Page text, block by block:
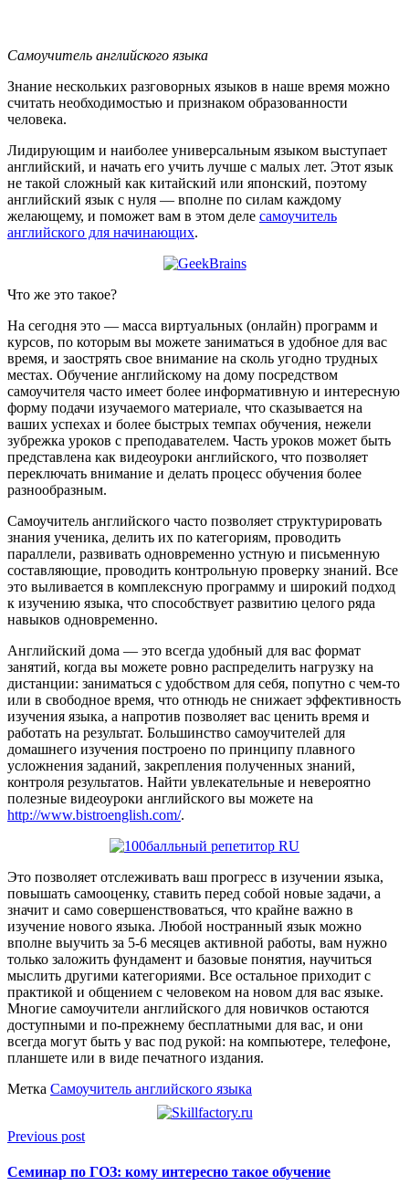
Самоучитель английского языка
Знание нескольких разговорных языков в наше время можно
считать необходимостью и признаком образованности
человека.
Лидирующим и наиболее универсальным языком выступает
английский, и начать его учить лучше с малых лет. Этот язык
не такой сложный как китайский или японский, поэтому
английский язык с нуля — вполне по силам каждому
желающему, и поможет вам в этом деле самоучитель
английского для начинающих.
Что же это такое?
На сегодня это — масса виртуальных (онлайн) программ и
курсов, по которым вы можете заниматься в удобное для вас
время, и заострять свое внимание на сколь угодно трудных
местах. Обучение английскому на дому посредством
самоучителя часто имеет более информативную и интересную
форму подачи изучаемого материале, что сказывается на
ваших успехах и более быстрых темпах обучения, нежели
зубрежка уроков с преподавателем. Часть уроков может быть
представлена как видеоуроки английского, что позволяет
переключать внимание и делать процесс обучения более
разнообразным.
Самоучитель английского часто позволяет структурировать
знания ученика, делить их по категориям, проводить
параллели, развивать одновременно устную и письменную
составляющие, проводить контрольную проверку знаний. Все
это выливается в комплексную программу и широкий подход
к изучению языка, что способствует развитию целого ряда
навыков одновременно.
Английский дома — это всегда удобный для вас формат
занятий, когда вы можете ровно распределить нагрузку на
дистанции: заниматься с удобством для себя, попутно с чем-то
или в свободное время, что отнюдь не снижает эффективность
изучения языка, а напротив позволяет вас ценить время и
работать на результат. Большинство самоучителей для
домашнего изучения построено по принципу плавного
усложнения заданий, закрепления полученных знаний,
контроля результатов. Найти увлекательные и невероятно
полезные видеоуроки английского вы можете на
http://www.bistroenglish.com/.
Это позволяет отслеживать ваш прогресс в изучении языка,
повышать самооценку, ставить перед собой новые задачи, а
значит и само совершенствоваться, что крайне важно в
изучение нового языка. Любой ностранный язык можно
вполне выучить за 5-6 месяцев активной работы, вам нужно
только заложить фундамент и базовые понятия, научиться
мыслить другими категориями. Все остальное приходит с
практикой и общением с человеком на новом для вас языке.
Многие самоучители английского для новичков остаются
доступными и по-прежнему бесплатными для вас, и они
всегда могут быть у вас под рукой: на компьютере, телефоне,
планшете или в виде печатного издания.
Метка Самоучитель английского языка
Previous post
Семинар по ГОЗ: кому интересно такое обучение